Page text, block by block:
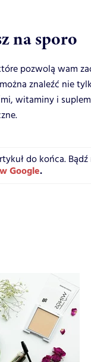
na sporo
pozwolą wam
znaleźć nie
witaminy i
do końca.
Google.